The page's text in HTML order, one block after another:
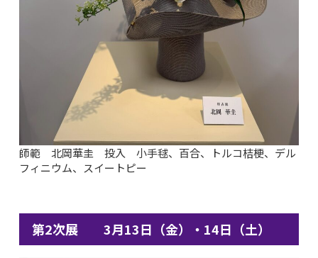
師範 北岡華圭 投入 小手毬、百合、トルコ桔梗、デル
フィニウム、スイートピー
第2次展 3月13日（金）・14日（土）